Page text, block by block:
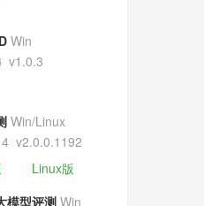
Win
v1.0.3
Win/Linux
v2.0.0.1192
Linux版
模型评测 Win